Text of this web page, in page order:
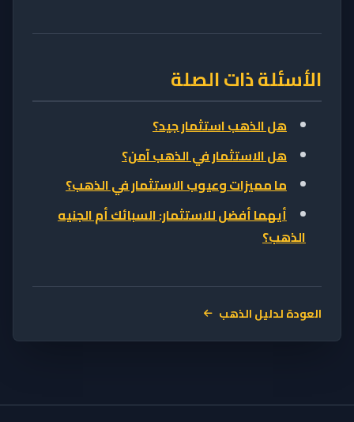
الأسئلة ذات الصلة
هل الذهب استثمار جيد؟
هل الاستثمار في الذهب آمن؟
ما مميزات وعيوب الاستثمار في الذهب؟
أيهما أفضل للاستثمار: السبائك أم الجنيه
الذهب؟
العودة لدليل الذهب